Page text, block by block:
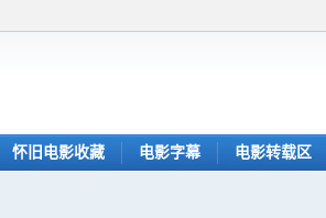
怀旧电影收藏 电影字幕 电影转载区